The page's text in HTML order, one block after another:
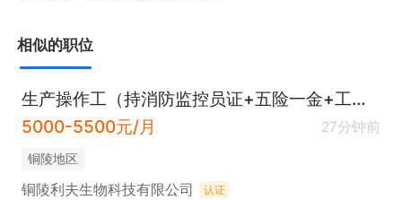
相似的职位
生产操作工（持消防监控员证+五险一金+工作餐）
5000-5500元/月
27分钟前
铜陵地区
铜陵利夫生物科技有限公司 认证